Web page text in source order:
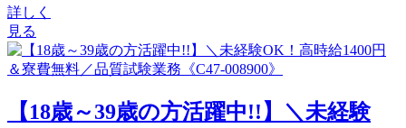
詳しく
見る
【18歳～39歳の方活躍中!!】＼未経験